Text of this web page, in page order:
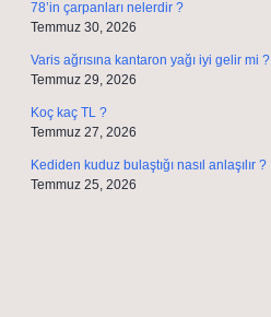
78’in çarpanları nelerdir ?
Temmuz 30, 2026
Varis ağrısına kantaron yağı iyi gelir mi ?
Temmuz 29, 2026
Koç kaç TL ?
Temmuz 27, 2026
Kediden kuduz bulaştığı nasıl anlaşılır ?
Temmuz 25, 2026